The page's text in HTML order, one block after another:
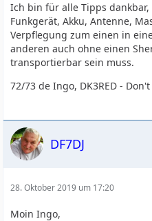
Ich bin für alle Tipps
Funkgerät, Akku, Antenne,
Verpflegung zum einen in
anderen auch ohne einen
transportierbar sein muss.
72/73 de Ingo, DK3RED -
DF7DJ
28. Oktober 2019 um 17:20
Moin Ingo,